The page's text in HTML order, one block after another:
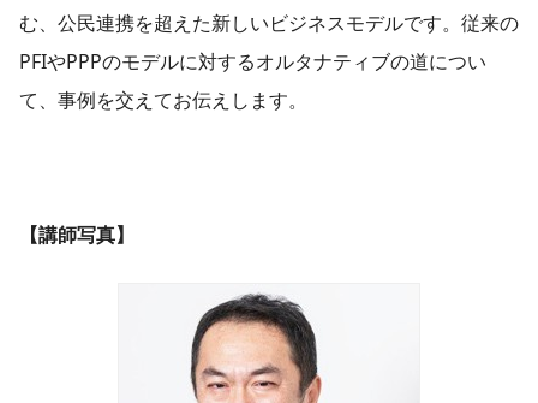
む、公民連携を超えた新しいビジネスモデルです。従来の
PFIやPPPのモデルに対するオルタナティブの道につい
て、事例を交えてお伝えします。
【講師写真】